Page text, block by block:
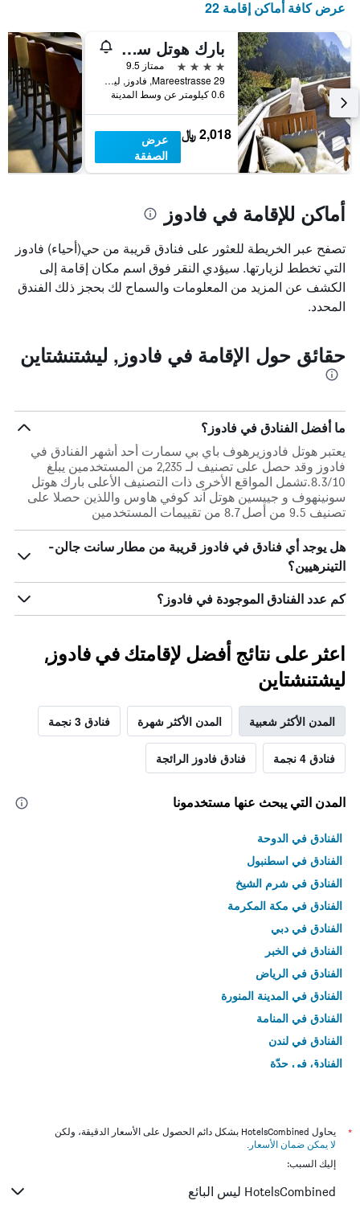
عرض كافة أماكن إقامة 22
بارك هوتل سونينهوف
4 نجوم
ممتاز 9.5
Mareestrasse 29, فادوز, ليشتنشتاين
0.6 كيلومتر عن وسط المدينة
2,018 ﷼
عرض
الصفقة
أماكن للإقامة في فادوز
تصفح عبر الخريطة للعثور على فنادق قريبة من حي(أحياء) فادوز
التي تخطط لزيارتها. سيؤدي النقر فوق اسم مكان إقامة إلى
الكشف عن المزيد من المعلومات والسماح لك بحجز ذلك الفندق
المحدد.
حقائق حول الإقامة في فادوز, ليشتنشتاين
ما أفضل الفنادق في فادوز؟
يعتبر هوتل فادوزيرهوف باي بي سمارت أحد أشهر الفنادق في
فادوز وقد حصل على تصنيف لـ 2,235 من المستخدمين يبلغ
8.3/10.تشمل المواقع الأخرى ذات التصنيف الأعلى بارك هوتل
سونينهوف و جييسين هوتل آند كوفي هاوس واللذين حصلا على
تصنيف 9.5 من أصل 8.7 من تقييمات المستخدمين
هل يوجد أي فنادق في فادوز قريبة من مطار سانت جالن-
التينرهيين؟
كم عدد الفنادق الموجودة في فادوز؟
اعثر على نتائج أفضل لإقامتك في فادوز,
ليشتنشتاين
المدن الأكثر شعبية المدن الأكثر شهرة فنادق 3 نجمة
فنادق 4 نجمة فنادق فادوز الرائجة
المدن التي يبحث عنها مستخدمونا
الفنادق في الدوحة
الفنادق في اسطنبول
الفنادق في شرم الشيخ
الفنادق في مكة المكرمة
الفنادق في دبي
الفنادق في الخبر
الفنادق في الرياض
الفنادق في المدينة المنورة
الفنادق في المنامة
الفنادق في لندن
الفنادق في جدّة
*
يحاول HotelsCombined بشكل دائم الحصول على الأسعار الدقيقة، ولكن
لا يمكن ضمان الأسعار .
إليك السبب:
HotelsCombined ليس البائع